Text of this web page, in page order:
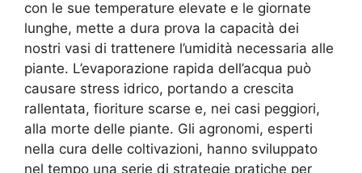
con le sue temperature elevate e le giornate
lunghe, mette a dura prova la capacità dei
nostri vasi di trattenere l’umidità necessaria alle
piante. L’evaporazione rapida dell’acqua può
causare stress idrico, portando a crescita
rallentata, fioriture scarse e, nei casi peggiori,
alla morte delle piante. Gli agronomi, esperti
nella cura delle coltivazioni, hanno sviluppato
nel tempo una serie di strategie pratiche per